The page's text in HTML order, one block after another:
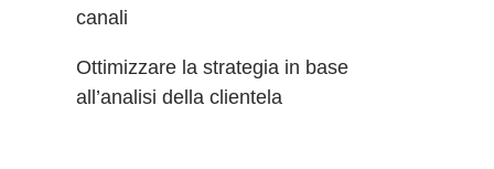
canali
Ottimizzare la strategia in base
all’analisi della clientela